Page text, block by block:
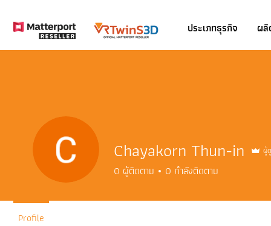
ประเภทธุรกิจ ผ
Chayakorn Thun-in ผู้
0 ผู้ติดตาม 0 กำลังติดตาม
Profile